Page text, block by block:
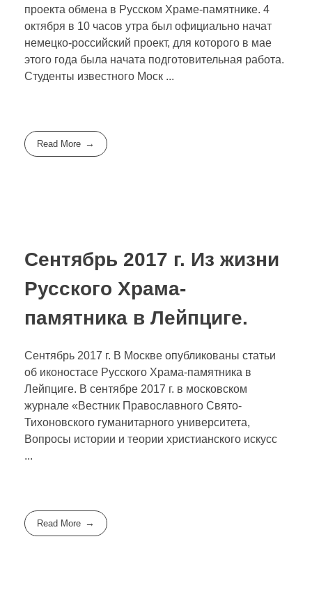
проекта обмена в Русском Храме-памятнике. 4
октября в 10 часов утра был официально начат
немецко-российский проект, для которого в мае
этого года была начата подготовительная работа.
Студенты известного Моск ...
Read More
Сентябрь 2017 г. Из жизни
Русского Храма-
памятника в Лейпциге.
Сентябрь 2017 г. В Москве опубликованы статьи
об иконостасе Русского Храма-памятника в
Лейпциге. В сентябре 2017 г. в московском
журнале «Вестник Православного Свято-
Тихоновского гуманитарного университета,
Вопросы истории и теории христианского искусс
...
Read More